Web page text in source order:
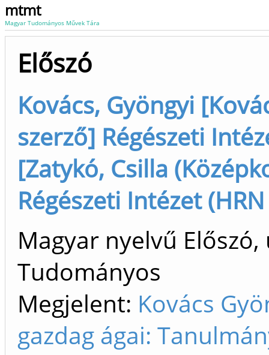
mtmt
Magyar Tudományos Művek Tára
Előszó
Kovács, Gyöngyi
szerző] Régészeti
[Zatykó, Csilla
Régészeti Intézet (HRN
Magyar nyelvű
Tudományos
Megjelent: Kovács
gazdag ágai: